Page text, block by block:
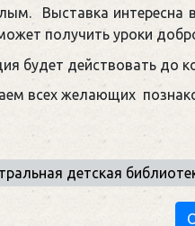
Выставка
получить уроки
будет действовать до
всех желающих
детская